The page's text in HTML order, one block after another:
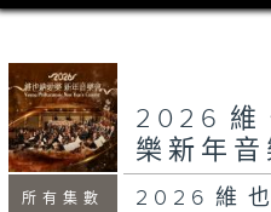
所有集數
2026維
樂新年音
2026維